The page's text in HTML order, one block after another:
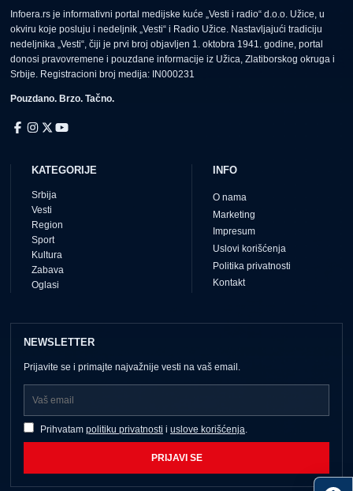
Infoera.rs je informativni portal medijske kuće „Vesti i radio“ d.o.o. Užice, u
okviru koje posluju i nedeljnik „Vesti“ i Radio Užice. Nastavljajući tradiciju
nedeljnika „Vesti“, čiji je prvi broj objavljen 1. oktobra 1941. godine, portal
donosi pravovremene i pouzdane informacije iz Užica, Zlatiborskog okruga i
Srbije. Registracioni broj medija: IN000231
Pouzdano. Brzo. Tačno.
KATEGORIJE
Srbija
Vesti
Region
Sport
Kultura
Zabava
Oglasi
INFO
O nama
Marketing
Impresum
Uslovi korišćenja
Politika privatnosti
Kontakt
NEWSLETTER
Prijavite se i primajte najvažnije vesti na vaš email.
Prihvatam politiku privatnosti i uslove korišćenja.
PRIJAVI SE